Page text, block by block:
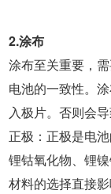
2.涂布
涂布至关重要，
电池的一致性。
入极片。否则会
正极：正极是电
锂钴氧化物、锂
材料的选择直接